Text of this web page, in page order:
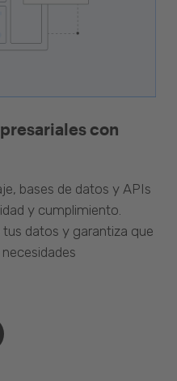
con
bases de datos y APIs
y cumplimiento.
datos y garantiza que